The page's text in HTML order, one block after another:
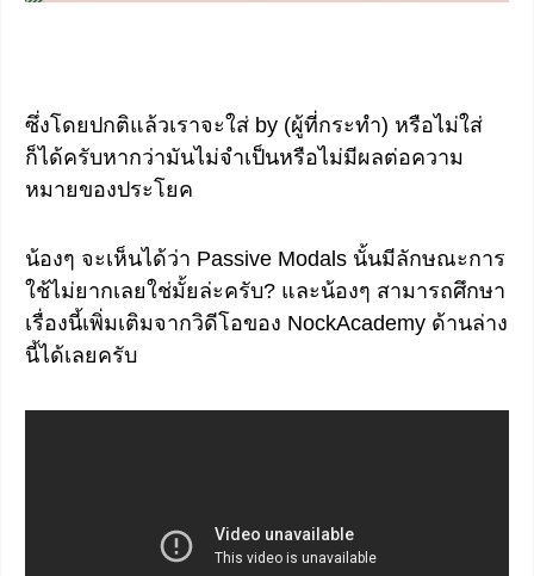
ซึ่งโดยปกติแล้วเราจะใส่ by (ผู้ที่กระทำ) หรือไม่ใส่
ก็ได้ครับหากว่ามันไม่จำเป็นหรือไม่มีผลต่อความ
หมายของประโยค
น้องๆ จะเห็นได้ว่า Passive Modals นั้นมีลักษณะการ
ใช้ไม่ยากเลยใช่มั้ยล่ะครับ? และน้องๆ สามารถศึกษา
เรื่องนี้เพิ่มเติมจากวิดีโอของ NockAcademy ด้านล่าง
นี้ได้เลยครับ